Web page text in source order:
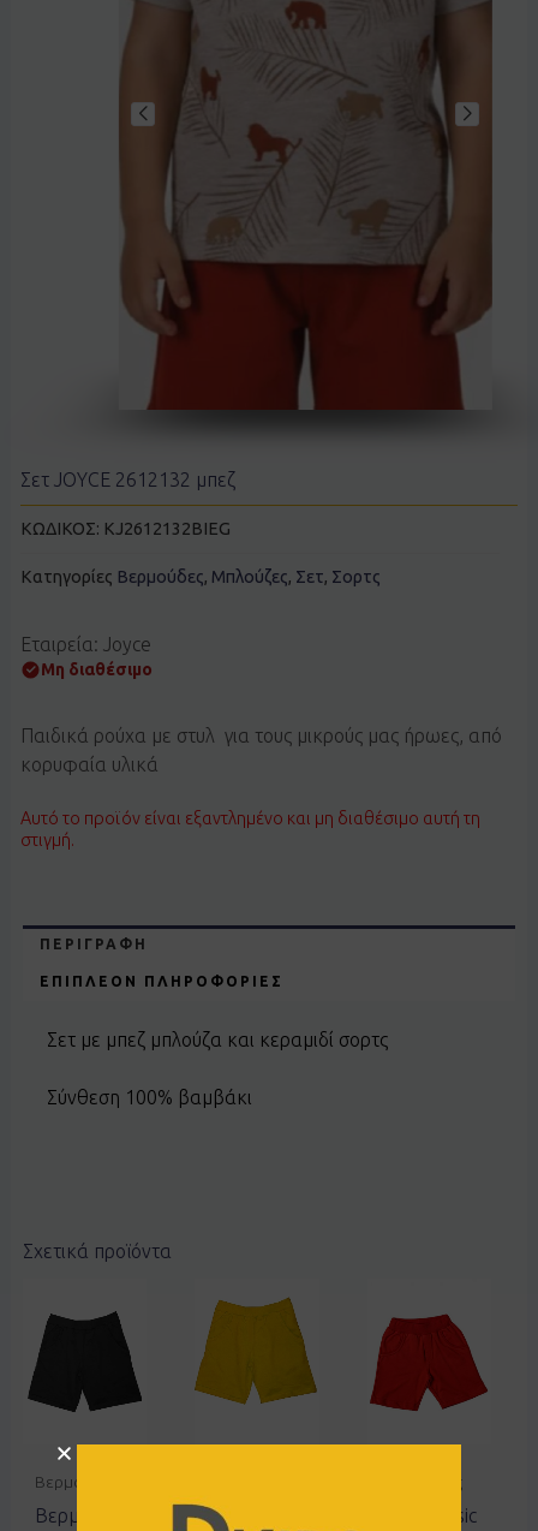
Σετ JOYCE 2612132 μπεζ
ΚΩΔΙΚΟΣ: KJ2612132BIEG
Κατηγορίες Βερμούδες, Μπλούζες, Σετ, Σορτς
Εταιρεία: Joyce
Μη διαθέσιμο
Παιδικά ρούχα με στυλ για τους μικρούς μας ήρωες, από
κορυφαία υλικά
Αυτό το προϊόν είναι εξαντλημένο και μη διαθέσιμο αυτή τη
στιγμή.
ΠΕΡΙΓΡΑΦΉ
ΕΠΙΠΛΈΟΝ ΠΛΗΡΟΦΟΡΊΕΣ
Σετ με μπεζ μπλούζα και κεραμιδί σορτς
Σύνθεση 100% βαμβάκι
Σχετικά προϊόντα
Βερμούδες
Βερμούδα
Βερμούδα
Βερμούδες
Σορτς Basic